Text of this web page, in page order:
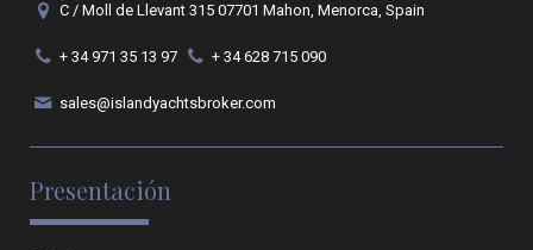
C / Moll de Llevant 315 07701 Mahon, Menorca, Spain
+ 34 971 35 13 97 + 34 628 715 090
sales@islandyachtsbroker.com
Presentación